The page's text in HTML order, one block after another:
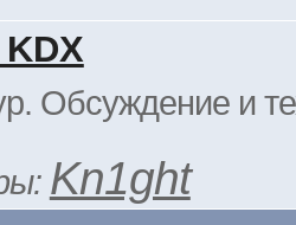
Обсуждение и
Kn1ght